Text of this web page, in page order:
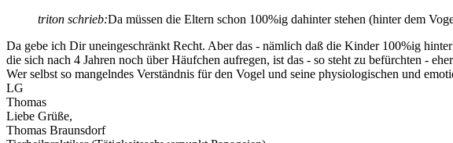
triton schrieb:Da müssen die Eltern schon 100%ig dahinter stehen (hinter dem
Da gebe ich Dir uneingeschränkt Recht. Aber das - nämlich daß die Kinder 100%ig
die sich nach 4 Jahren noch über Häufchen aufregen, ist das - so steht zu befürchten -
Wer selbst so mangelndes Verständnis für den Vogel und seine physiologischen und
LG
Thomas
Liebe Grüße,
Thomas Braunsdorf